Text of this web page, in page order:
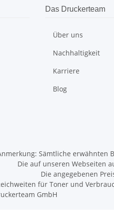
Das Druckerteam
Über uns
Nachhaltigkeit
Karriere
Blog
Sämtliche erwähnten
Die auf unseren Webseiten
Die angegebenen
für Toner und
GmbH